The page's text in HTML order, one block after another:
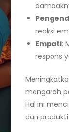
reaksi
Empati:
respons
mengarah
Hal ini
dan